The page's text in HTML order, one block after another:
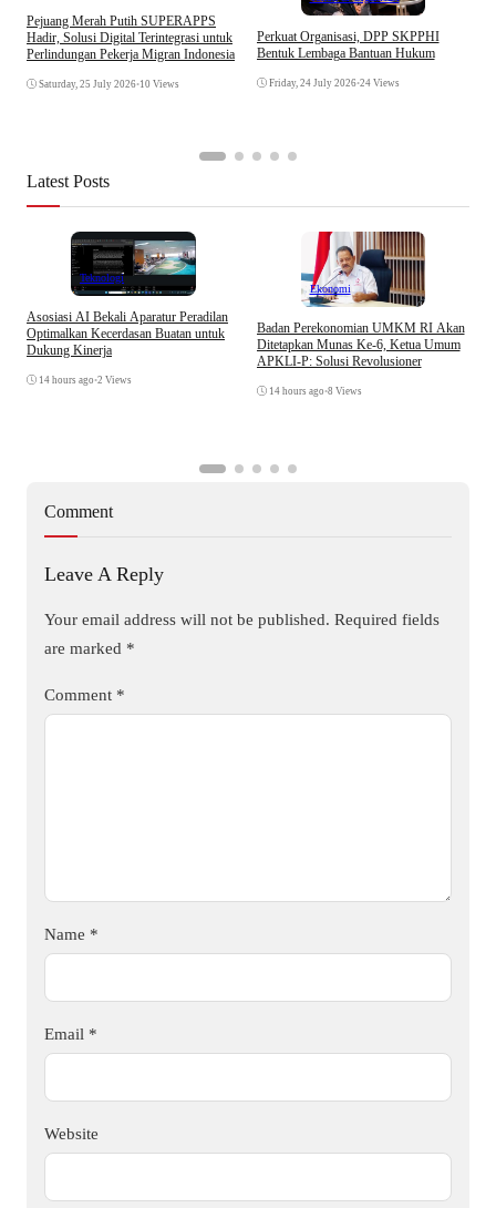
Pejuang Merah Putih SUPERAPPS
Hadir, Solusi Digital Terintegrasi untuk
Perlindungan Pekerja Migran Indonesia
Saturday, 25 July 2026•10 Views
Perkuat Organisasi, DPP SKPPHI
Bentuk Lembaga Bantuan Hukum
Friday, 24 July 2026•24 Views
Latest Posts
Teknologi
Asosiasi AI Bekali Aparatur Peradilan
Optimalkan Kecerdasan Buatan untuk
Dukung Kinerja
14 hours ago •2 Views
Ekonomi
Badan Perekonomian UMKM RI Akan
Ditetapkan Munas Ke-6, Ketua Umum
APKLI-P: Solusi Revolusioner
14 hours ago •8 Views
Comment
Leave A Reply
Your email address will not be published. Required fields
are marked *
Comment *
Name *
Email *
Website